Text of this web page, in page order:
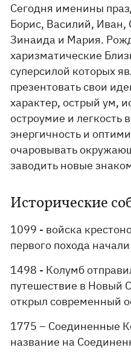
Сегодня именины
Борис, Василий, Иван,
Зинаида и Мария.
харизматические
суперсилой которых
презентовать свои
характер, острый ум,
остроумие и легкость
энергичность и
очаровывать
заводить новые
Исторические
1099 - войска
первого похода
1498 - Колумб
путешествие в Новый
открыл современный
1775 – Соединенные
название на